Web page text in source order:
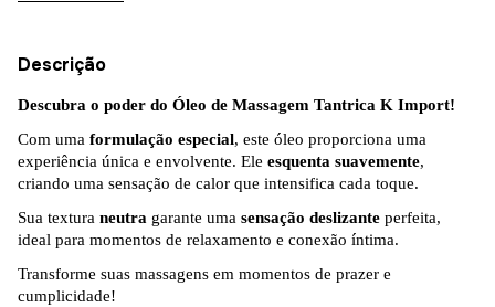
Descrição
Descubra o poder do Óleo de Massagem Tantrica K Import!
Com uma formulação especial, este óleo proporciona uma
experiência única e envolvente. Ele esquenta suavemente,
criando uma sensação de calor que intensifica cada toque.
Sua textura neutra garante uma sensação deslizante perfeita,
ideal para momentos de relaxamento e conexão íntima.
Transforme suas massagens em momentos de prazer e
cumplicidade!